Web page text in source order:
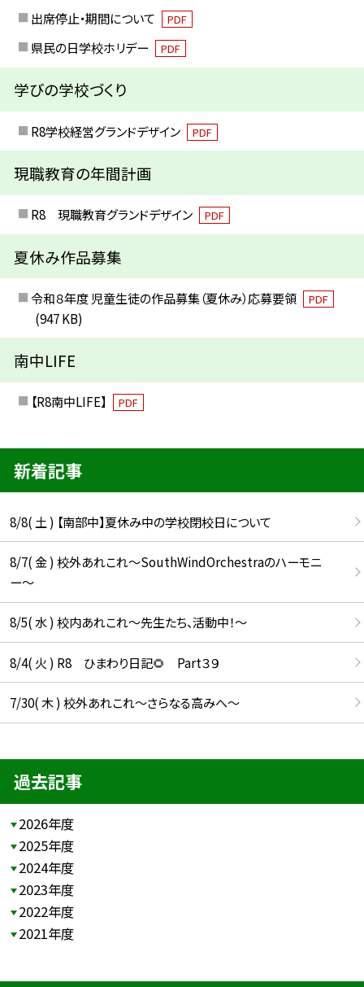
出席停止・期間について PDF
県民の日学校ホリデー PDF
学びの学校づくり
R8学校経営グランドデザイン PDF
現職教育の年間計画
R8 現職教育グランドデザイン PDF
夏休み作品募集
令和８年度 児童生徒の作品募集（夏休み）応募要領 PDF
(947 KB)
南中LIFE
【R8南中LIFE】 PDF
新着記事
8/8( 土 ) 【南部中】夏休み中の学校閉校日について
8/7( 金 ) 校外あれこれ〜SouthWindOrchestraのハーモニ
ー〜
8/5( 水 ) 校内あれこれ〜先生たち、活動中！〜
8/4( 火 ) R8 ひまわり日記🌻 Part３９
7/30( 木 ) 校外あれこれ〜さらなる高みへ〜
過去記事
2026年度
2025年度
2024年度
2023年度
2022年度
2021年度